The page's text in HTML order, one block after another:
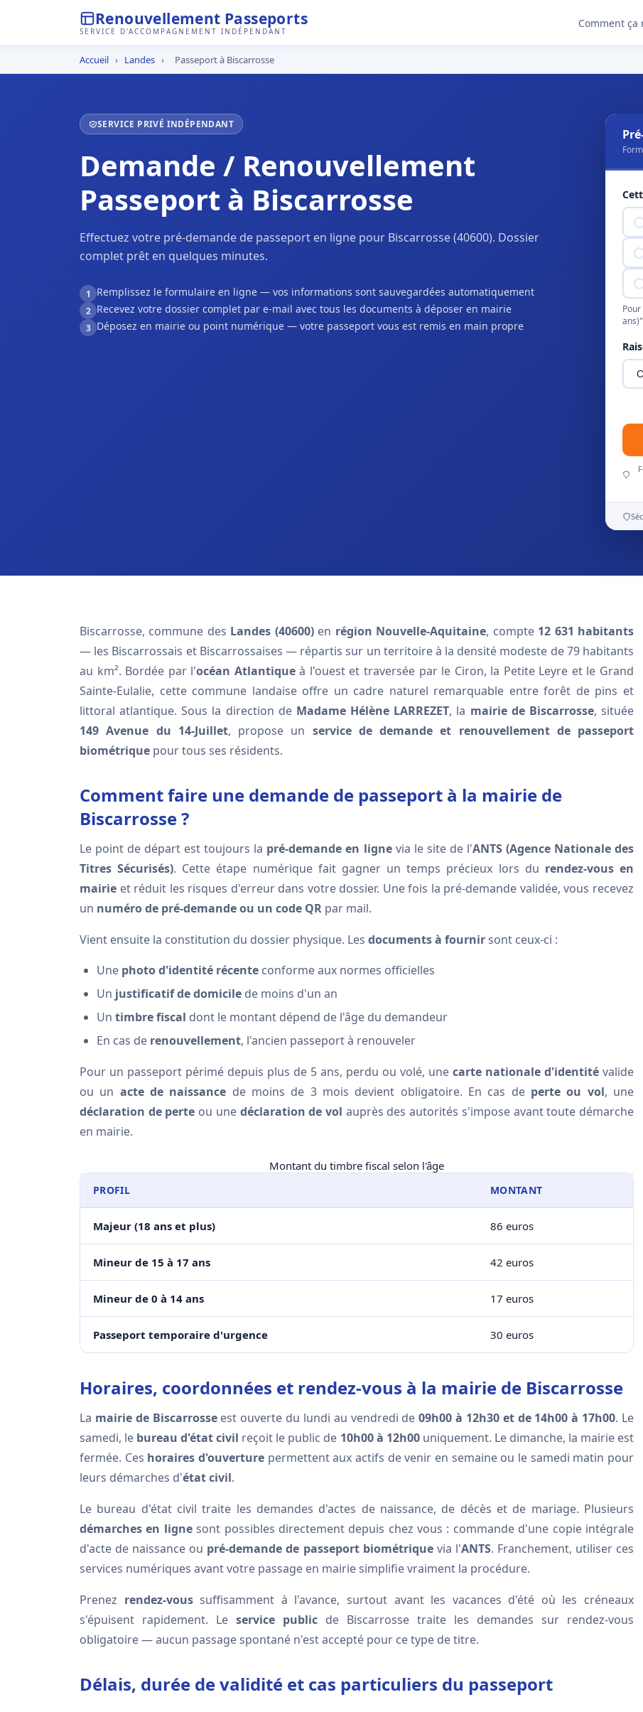
Renouvellement Passeports
SERVICE D'ACCOMPAGNEMENT INDÉPENDANT
Comment ça
Accueil › Landes › Passeport à Biscarrosse
SERVICE PRIVÉ INDÉPENDANT
Demande / Renouvellement
Passeport à Biscarrosse
Effectuez votre pré-demande de passeport en ligne pour Biscarrosse (40600). Dossier
complet prêt en quelques minutes.
1 Remplissez le formulaire en ligne — vos informations sont sauvegardées automatiquement
2 Recevez votre dossier complet par e-mail avec tous les documents à déposer en mairie
3 Déposez en mairie ou point numérique — votre passeport vous est remis en main propre
ans)"
Biscarrosse, commune des Landes (40600)en région Nouvelle-Aquitaine, compte 12 631 habitants
— les Biscarrossais et Biscarrossaises — répartis sur un territoire à la densité modeste de 79 habitants
au km². Bordée par l'océan Atlantiqueà l'ouest et traversée par le Ciron, la Petite Leyre et le Grand
Sainte-Eulalie, cette commune landaise offre un cadre naturel remarquable entre forêt de pins et
littoral atlantique. Sous la direction de Madame Hélène LARREZET, la mairie de Biscarrosse, située
149 Avenue du 14-Juillet, propose un service de demande et renouvellement de passeport
biométrique pour tous ses résidents.
Comment faire une demande de passeport à la mairie de
Biscarrosse ?
Le point de départ est toujours la pré-demande en lignevia le site de l'ANTS (Agence Nationale des
Titres Sécurisés). Cette étape numérique fait gagner un temps précieux lors du rendez-vous en
mairie et réduit les risques d'erreur dans votre dossier. Une fois la pré-demande validée, vous recevez
un numéro de pré-demande ou un code QR par mail.
Vient ensuite la constitution du dossier physique. Les documents à fournirsont ceux-ci :
Une photo d'identité récente conforme aux normes officielles
Un justificatif de domicile de moins d'un an
Un timbre fiscal dont le montant dépend de l'âge du demandeur
En cas de renouvellement, l'ancien passeport à renouveler
Pour un passeport périmé depuis plus de 5 ans, perdu ou volé, une carte nationale d'identité valide
ou un acte de naissance de moins de 3 mois devient obligatoire. En cas de perte ou vol, une
déclaration de perte ou une déclaration de vol auprès des autorités s'impose avant toute démarche
en mairie.
Montant du timbre fiscal selon l'âge
PROFIL MONTANT
Majeur (18 ans et plus) 86 euros
Mineur de 15 à 17 ans 42 euros
Mineur de 0 à 14 ans 17 euros
Passeport temporaire d'urgence 30 euros
Horaires, coordonnées et rendez-vous à la mairie de Biscarrosse
La mairie de Biscarrosseest ouverte du lundi au vendredi de09h00 à 12h30 et de 14h00 à 17h00. Le
samedi, le bureau d'état civil reçoit le public de 10h00 à 12h00uniquement. Le dimanche, la mairie est
fermée. Ces horaires d'ouverture permettent aux actifs de venir en semaine ou le samedi matin pour
leurs démarches d'état civil.
Le bureau d'état civil traite les demandes d'actes de naissance, de décès et de mariage. Plusieurs
démarches en lignesont possibles directement depuis chez vous : commande d'une copie intégrale
d'acte de naissance ou pré-demande de passeport biométriquevia l'ANTS. Franchement, utiliser ces
services numériques avant votre passage en mairie simplifie vraiment la procédure.
Prenez rendez-voussuffisamment à l'avance, surtout avant les vacances d'été où les créneaux
s'épuisent rapidement. Le service public de Biscarrosse traite les demandes sur rendez-vous
obligatoire — aucun passage spontané n'est accepté pour ce type de titre.
Délais, durée de validité et cas particuliers du passeport